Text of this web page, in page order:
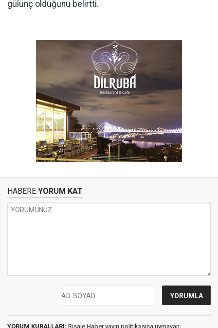
gülünç olduğunu belirtti.
HABERE YORUM KAT
YORUM KURALLARI: Risale Haber yayın politikasına uymayan;